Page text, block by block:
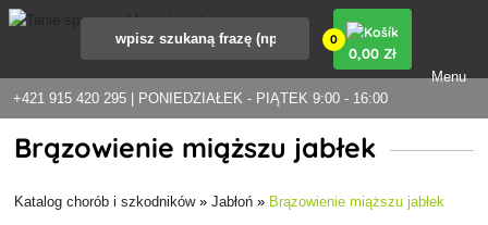
+421 915 420 295 | PONIEDZIAŁEK - PIĄTEK 9:00 - 16:00
0
0,00 Zł
Menu
Brązowienie miąższu jabłek
Katalog chorób i szkodników»Jabłoń » Brązowienie miąższu jabłek